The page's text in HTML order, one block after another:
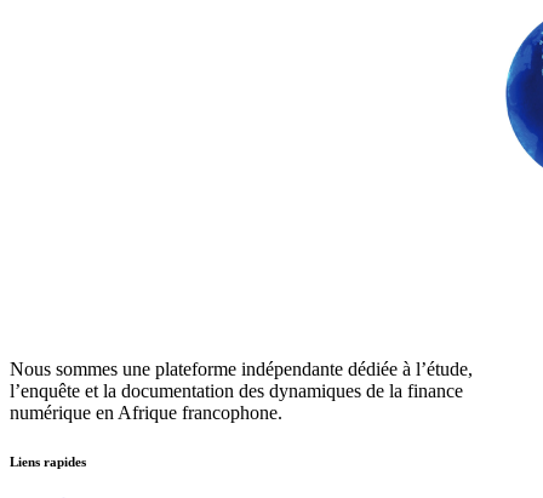
Nous sommes une plateforme indépendante dédiée à l’étude,
l’enquête et la documentation des dynamiques de la finance
numérique en Afrique francophone.
Liens rapides